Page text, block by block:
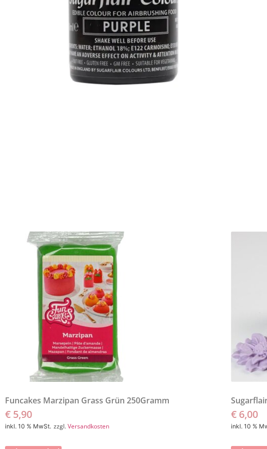
Funcakes Marzipan Grass Grün 250Gramm
€ 5,90
inkl. 10 % MwSt. zzgl.Versandkosten
€ 6,00
inkl. 10 %